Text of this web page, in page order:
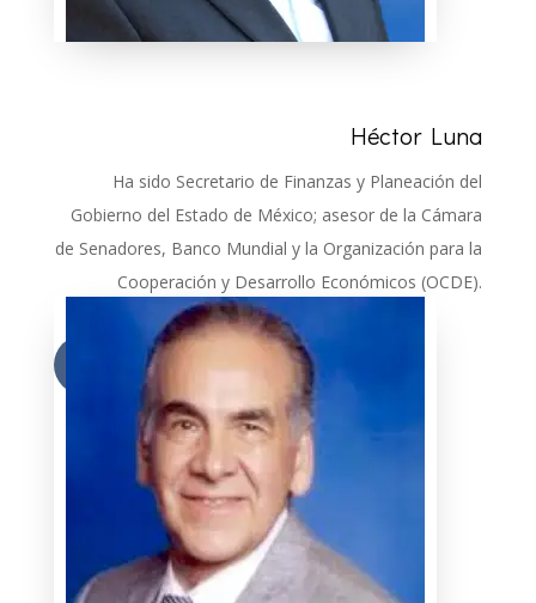
Héctor Luna
Ha sido Secretario de Finanzas y Planeación del
Gobierno del Estado de México; asesor de la Cámara
de Senadores, Banco Mundial y la Organización para la
Cooperación y Desarrollo Económicos (OCDE).